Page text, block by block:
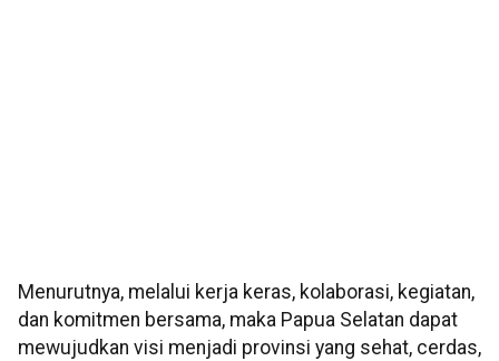
Menurutnya, melalui kerja keras, kolaborasi, kegiatan,
dan komitmen bersama, maka Papua Selatan dapat
mewujudkan visi menjadi provinsi yang sehat, cerdas,